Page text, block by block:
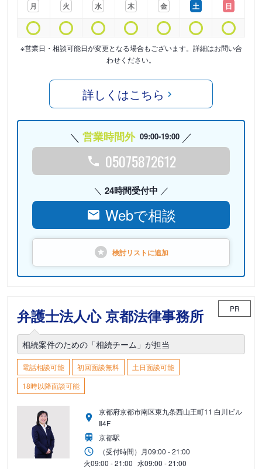
月
火
水
木
金
土
日
※営業日・相談可能日が変更となる場合もございます。詳細はお問い合
わせください。
詳しくはこちら
営業時間外 09:00-19:00
05075872612
24時間受付中
Webで相談
検討リストに追加
弁護士法人心 京都法律事務所 PR
相続案件のための「相続チーム」が担当
電話相談可能 初回面談無料
土日面談可能
18時以降面談可能
京都府京都市南区東九条西山王町11 白川ビル
Ⅱ4F
京都駅
（受付時間） 月09:00 - 21:00
火09:00 - 21:00 水09:00 - 21:00